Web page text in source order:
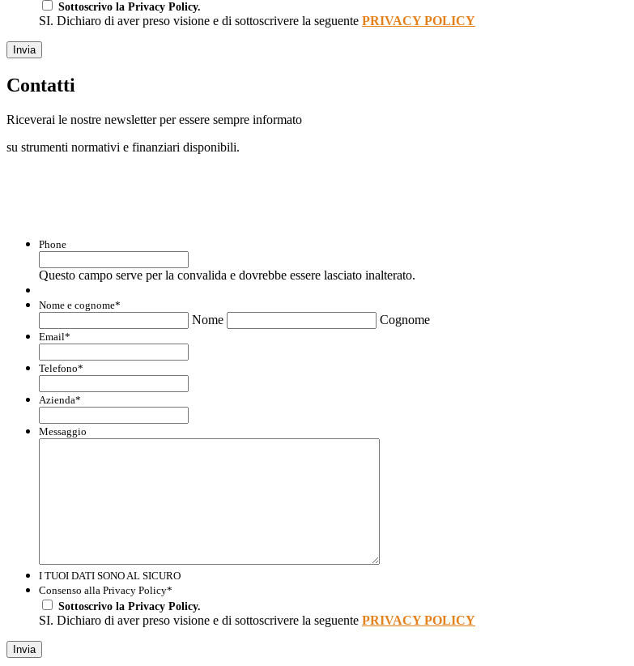
Sottoscrivo la Privacy Policy.
SI. Dichiaro di aver preso visione e di sottoscrivere la seguente PRIVACY POLICY
Invia
Contatti
Riceverai le nostre newsletter per essere sempre informato
su strumenti normativi e finanziari disponibili.
Phone
Questo campo serve per la convalida e dovrebbe essere lasciato inalterato.
Nome e cognome*
Nome Cognome
Email*
Telefono*
Azienda*
Messaggio
I TUOI DATI SONO AL SICURO
Consenso alla Privacy Policy*
Sottoscrivo la Privacy Policy.
SI. Dichiaro di aver preso visione e di sottoscrivere la seguente PRIVACY POLICY
Invia